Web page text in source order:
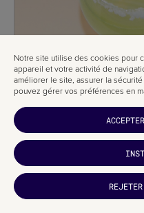
Notre site utilise des cookies pour
appareil et votre activité de
améliorer le site, assurer la
pouvez gérer vos préférences en